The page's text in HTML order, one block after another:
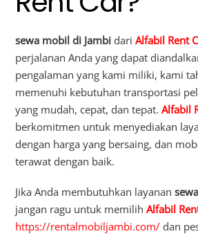
sewa mobil di Jambi dariAlfabil Rent
perjalanan Anda yang dapat
pengalaman yang kami miliki, kami
memenuhi kebutuhan transportasi
yang mudah, cepat, dan tepat.Alfabil
berkomitmen untuk menyediakan
dengan harga yang bersaing, dan
terawat dengan baik.
Jika Anda membutuhkan layanan
jangan ragu untuk memilihAlfabil
https://rentalmobiljambi.com/ dan